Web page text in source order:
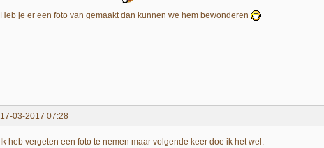
Heb je er een foto van gemaakt dan kunnen we hem bewonderen
17-03-2017 07:28
Ik heb vergeten een foto te nemen maar volgende keer doe ik het wel.